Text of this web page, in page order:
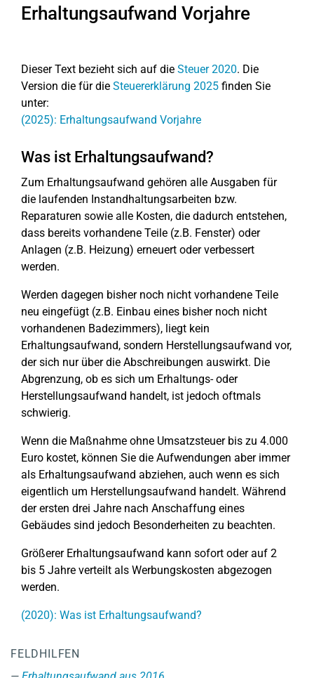
Erhaltungsaufwand Vorjahre
Dieser Text bezieht sich auf die Steuer 2020. Die
Version die für die Steuererklärung 2025 finden Sie
unter:
(2025): Erhaltungsaufwand Vorjahre
Was ist Erhaltungsaufwand?
Zum Erhaltungsaufwand gehören alle Ausgaben für
die laufenden Instandhaltungsarbeiten bzw.
Reparaturen sowie alle Kosten, die dadurch entstehen,
dass bereits vorhandene Teile (z.B. Fenster) oder
Anlagen (z.B. Heizung) erneuert oder verbessert
werden.
Werden dagegen bisher noch nicht vorhandene Teile
neu eingefügt (z.B. Einbau eines bisher noch nicht
vorhandenen Badezimmers), liegt kein
Erhaltungsaufwand, sondern Herstellungsaufwand vor,
der sich nur über die Abschreibungen auswirkt. Die
Abgrenzung, ob es sich um Erhaltungs- oder
Herstellungsaufwand handelt, ist jedoch oftmals
schwierig.
Wenn die Maßnahme ohne Umsatzsteuer bis zu 4.000
Euro kostet, können Sie die Aufwendungen aber immer
als Erhaltungsaufwand abziehen, auch wenn es sich
eigentlich um Herstellungsaufwand handelt. Während
der ersten drei Jahre nach Anschaffung eines
Gebäudes sind jedoch Besonderheiten zu beachten.
Größerer Erhaltungsaufwand kann sofort oder auf 2
bis 5 Jahre verteilt als Werbungskosten abgezogen
werden.
(2020): Was ist Erhaltungsaufwand?
FELDHILFEN